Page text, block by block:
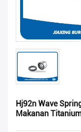
Hj92n Wave
Makanan